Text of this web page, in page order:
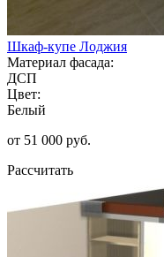
Шкаф-купе Лоджия
Материал фасада:
ДСП
Цвет:
Белый
от 51 000 руб.
Рассчитать